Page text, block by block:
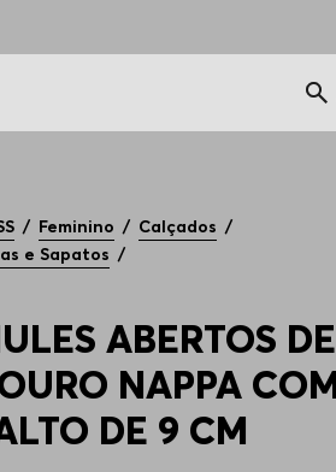
Feminino
Calçados
e Sapatos
ABERTOS DE
NAPPA
DE 9 CM